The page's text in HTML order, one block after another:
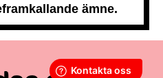
ämne.